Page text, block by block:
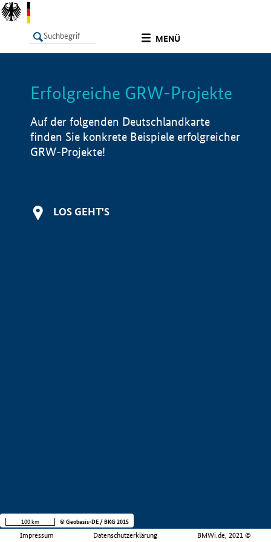
MENÜ
LISTE Info
Erfolgreiche GRW-Projekte
Auf der folgenden Deutschlandkarte
finden Sie konkrete Beispiele erfolgreicher
GRW-Projekte!
LOS GEHT'S
Impressum Datenschutzerklärung BMWi.de, 2021 ©
100 km © Geobasis-DE / BKG 2015